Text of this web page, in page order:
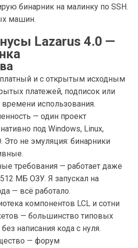
бинарник на малинку по SSH.
машин.
Lazarus 4.0 —
и с открытым исходным
платежей, подписок или
времени использования.
— один проект
под Windows, Linux,
Это не эмуляция: бинарники
требования — работает даже
МБ ОЗУ. Я запускал на
— всё работало.
компонентов LCL и сотни
— большинство типовых
написания кода с нуля.
— форум